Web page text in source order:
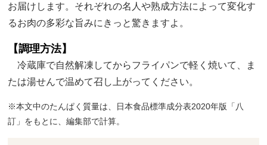
お届けします。それぞれの名人や熟成方法によって変化す
るお肉の多彩な旨みにきっと驚きますよ。
【調理方法】
冷蔵庫で自然解凍してからフライパンで軽く焼いて、ま
たは湯せんで温めて召し上がってください。
※本文中のたんぱく質量は、日本食品標準成分表2020年版「八
訂」をもとに、編集部で計算。